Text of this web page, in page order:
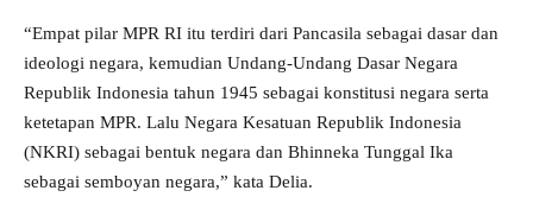
“Empat pilar MPR RI itu terdiri dari Pancasila sebagai dasar dan
ideologi negara, kemudian Undang-Undang Dasar Negara
Republik Indonesia tahun 1945 sebagai konstitusi negara serta
ketetapan MPR. Lalu Negara Kesatuan Republik Indonesia
(NKRI) sebagai bentuk negara dan Bhinneka Tunggal Ika
sebagai semboyan negara,” kata Delia.